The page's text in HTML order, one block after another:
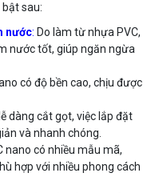
sau:
nước: Do làm từ nhựa PVC,
nước tốt, giúp ngăn ngừa
có độ bền cao, chịu được
dàng cắt gọt, việc lắp đặt
và nhanh chóng.
nano có nhiều mẫu mã,
hợp với nhiều phong cách